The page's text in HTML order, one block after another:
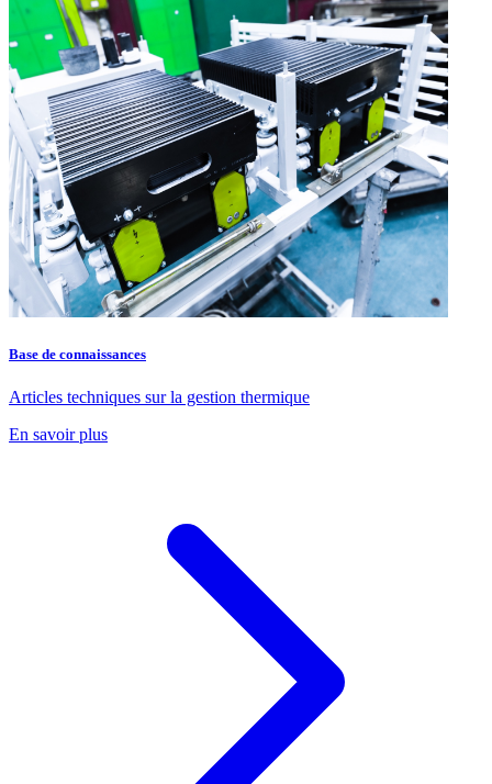
Base de connaissances
Articles techniques sur la gestion thermique
En savoir plus